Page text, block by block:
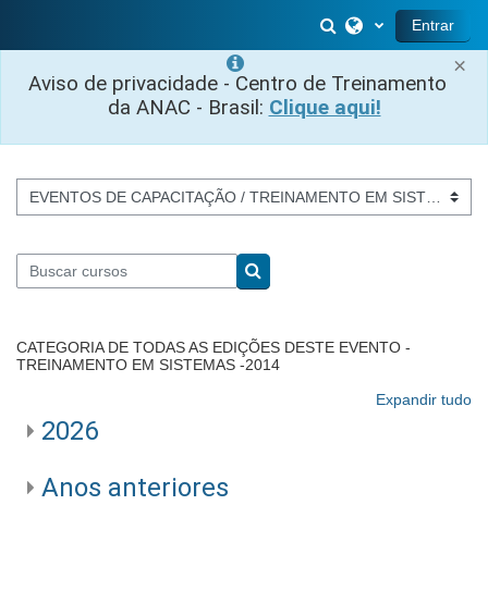
×
Aviso de privacidade - Centro de Treinamento
da ANAC - Brasil: Clique aqui!
Alternar entrada
Entrar
Categorias de Cursos
Buscar cursos
Buscar cursos
CATEGORIA DE TODAS AS EDIÇÕES DESTE EVENTO -
TREINAMENTO EM SISTEMAS -2014
Expandir tudo
2026
Anos anteriores